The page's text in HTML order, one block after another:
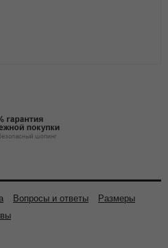
Вопросы и ответы
Размеры